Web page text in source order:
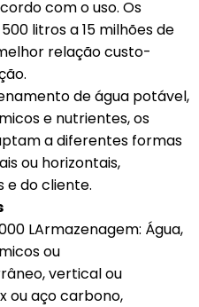
com o uso. Os
litros a 15 milhões de
relação custo-
de água potável,
e nutrientes, os
a diferentes formas
ou horizontais,
do cliente.
LArmazenagem: Água,
ou
vertical ou
ou aço carbono,